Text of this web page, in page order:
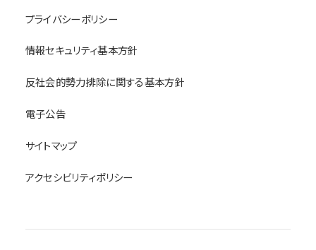
プライバシーポリシー
情報セキュリティ基本方針
反社会的勢力排除に関する基本方針
電子公告
サイトマップ
アクセシビリティポリシー